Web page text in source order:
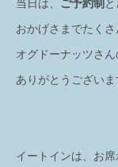
おかげさまでたく
オグドーナッツさ
ありがとうございま
イートインは、お